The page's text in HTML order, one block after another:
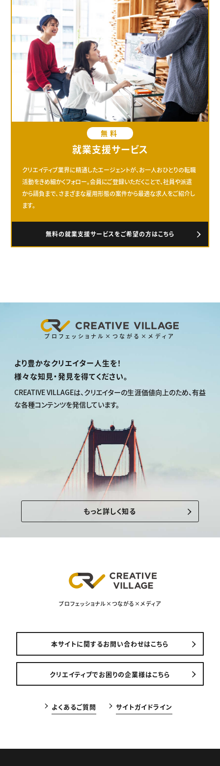
プロフェッショナル×つながる×メディア
無料
就業支援サービス
クリエイティブ業界に精通したエージェントが、お一人おひとりの転職
活動をきめ細かくフォロー。会員にご登録いただくことで、社員や派遣
から請負まで、さまざまな雇用形態の案件から最適な求人をご紹介し
ます。
無料の就業支援サービスをご希望の方はこちら
プロフェッショナル×つながる×メディア
より豊かなクリエイター人生を！
様々な知見・発見を得てください。
CREATIVE VILLAGEは、クリエイターの生涯価値向上のため、有益
な各種コンテンツを発信しています。
もっと詳しく知る
プロフェッショナル×つながる×メディア
本サイトに関するお問い合わせはこちら
クリエイティブでお困りの企業様はこちら
よくあるご質問 サイトガイドライン